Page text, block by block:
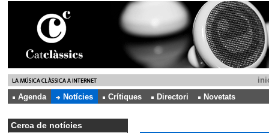
Agenda
Notícies Crítiques Directori Novetats
Cerca de notícies